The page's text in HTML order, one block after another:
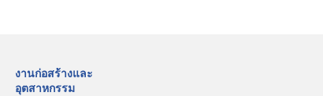
งานก่อสร้างและ
อุตสาหกรรม